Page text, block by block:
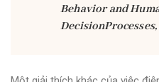
Behavior and
DecisionProcesses,